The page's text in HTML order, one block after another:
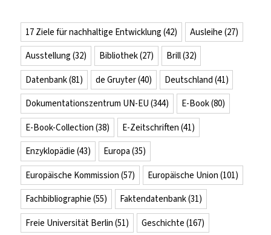
17 Ziele für nachhaltige Entwicklung (42) Ausleihe (27)
Ausstellung (32) Bibliothek(27) Brill(32)
Datenbank(81) de Gruyter(40) Deutschland (41)
Dokumentationszentrum UN-EU (344) E-Book(80)
E-Book-Collection (38) E-Zeitschriften (41)
Enzyklopädie (43) Europa (35)
Europäische Kommission (57) Europäische Union (101)
Fachbibliographie (55) Faktendatenbank(31)
Freie Universität Berlin (51) Geschichte (167)